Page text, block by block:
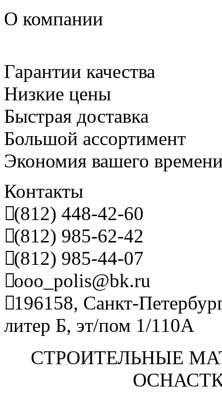
О компании
Гарантии качества
Низкие цены
Быстрая доставка
Большой ассортимент
Экономия вашего
Контакты
(812) 448-42-60
(812) 985-62-42
(812) 985-44-07
ooo_polis@bk.ru
196158, Санкт-
литер Б, эт/пом 1/110А
СТРОИТЕЛЬНЫЕ